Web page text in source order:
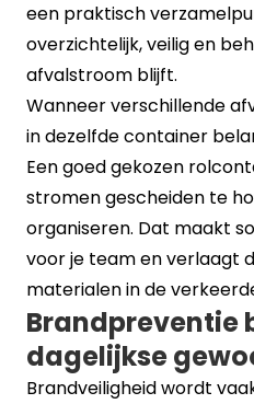
een praktisch
overzichtelijk, veilig en
afvalstroom blijft.
Wanneer verschillende
in dezelfde container
Een goed gekozen
stromen gescheiden te
organiseren. Dat maakt
voor je team en verlaagt
materialen in de
Brandpreventie
dagelijkse
Brandveiligheid wordt